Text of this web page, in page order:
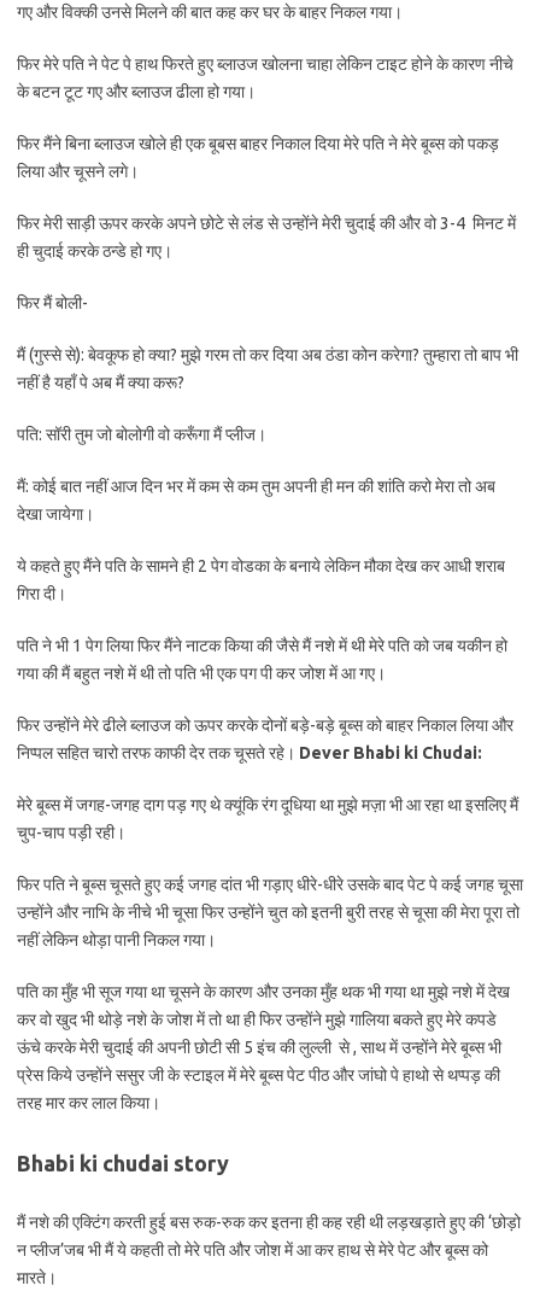
गए और विक्की उनसे मिलने की बात कह कर घर के बाहर निकल गया।
फिर मेरे पति ने पेट पे हाथ फिरते हुए ब्लाउज खोलना चाहा लेकिन टाइट होने के कारण नीचे
के बटन टूट गए और ब्लाउज ढीला हो गया।
फिर मैंने बिना ब्लाउज खोले ही एक बूबस बाहर निकाल दिया मेरे पति ने मेरे बूब्स को पकड़
लिया और चूसने लगे।
फिर मेरी साड़ी ऊपर करके अपने छोटे से लंड से उन्होंने मेरी चुदाई की और वो 3-4 मिनट में
ही चुदाई करके ठन्डे हो गए।
फिर मैं बोली-
मैं (गुस्से से): बेवकूफ हो क्या? मुझे गरम तो कर दिया अब ठंडा कोन करेगा? तुम्हारा तो बाप भी
नहीं है यहाँ पे अब मैं क्या करू?
पति: सॉरी तुम जो बोलोगी वो करूँगा मैं प्लीज।
मैं: कोई बात नहीं आज दिन भर में कम से कम तुम अपनी ही मन की शांति करो मेरा तो अब
देखा जायेगा।
ये कहते हुए मैंने पति के सामने ही 2 पेग वोडका के बनाये लेकिन मौका देख कर आधी शराब
गिरा दी।
पति ने भी 1 पेग लिया फिर मैंने नाटक किया की जैसे मैं नशे में थी मेरे पति को जब यकीन हो
गया की मैं बहुत नशे में थी तो पति भी एक पग पी कर जोश में आ गए।
फिर उन्होंने मेरे ढीले ब्लाउज को ऊपर करके दोनों बड़े-बड़े बूब्स को बाहर निकाल लिया और
निप्पल सहित चारो तरफ काफी देर तक चूसते रहे। Dever Bhabi ki Chudai:
मेरे बूब्स में जगह-जगह दाग पड़ गए थे क्यूंकि रंग दूधिया था मुझे मज़ा भी आ रहा था इसलिए मैं
चुप-चाप पड़ी रही।
फिर पति ने बूब्स चूसते हुए कई जगह दांत भी गड़ाए धीरे-धीरे उसके बाद पेट पे कई जगह चूसा
उन्होंने और नाभि के नीचे भी चूसा फिर उन्होंने चुत को इतनी बुरी तरह से चूसा की मेरा पूरा तो
नहीं लेकिन थोड़ा पानी निकल गया।
पति का मुँह भी सूज गया था चूसने के कारण और उनका मुँह थक भी गया था मुझे नशे में देख
कर वो खुद भी थोड़े नशे के जोश में तो था ही फिर उन्होंने मुझे गालिया बकते हुए मेरे कपडे
ऊंचे करके मेरी चुदाई की अपनी छोटी सी 5 इंच की लुल्ली से , साथ में उन्होंने मेरे बूब्स भी
प्रेस किये उन्होंने ससुर जी के स्टाइल में मेरे बूब्स पेट पीठ और जांघो पे हाथो से थप्पड़ की
तरह मार कर लाल किया।
Bhabi ki chudai story
मैं नशे की एक्टिंग करती हुई बस रुक-रुक कर इतना ही कह रही थी लड़खड़ाते हुए की ‘छोड़ो
न प्लीज’जब भी मैं ये कहती तो मेरे पति और जोश में आ कर हाथ से मेरे पेट और बूब्स को
मारते।